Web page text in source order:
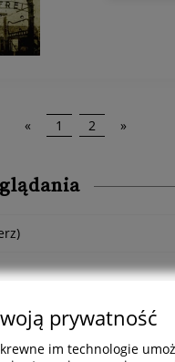
« 1 2 »
prywatność
im technologie